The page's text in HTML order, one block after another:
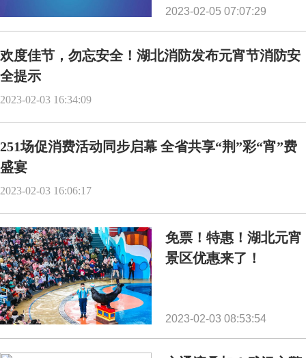
2023-02-05 07:07:29
欢度佳节，勿忘安全！湖北消防发布元宵节消防安
全提示
2023-02-03 16:34:09
251场促消费活动同步启幕 全省共享“荆”彩“宵”费
盛宴
2023-02-03 16:06:17
免票！特惠！湖北元宵
景区优惠来了！
2023-02-03 08:53:54